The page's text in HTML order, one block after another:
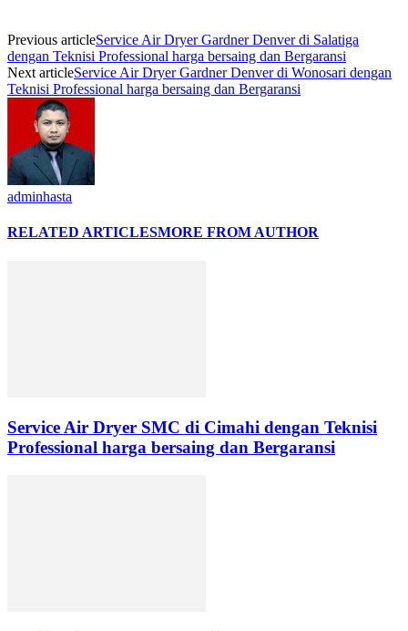
Previous articleService Air Dryer Gardner Denver di Salatiga
dengan Teknisi Professional harga bersaing dan Bergaransi
Next articleService Air Dryer Gardner Denver di Wonosari dengan
Teknisi Professional harga bersaing dan Bergaransi
adminhasta
RELATED ARTICLESMORE FROM AUTHOR
Service Air Dryer SMC di Cimahi dengan Teknisi
Professional harga bersaing dan Bergaransi